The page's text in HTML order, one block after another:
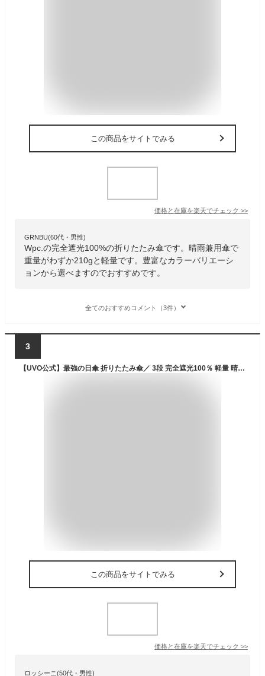
この商品をサイトでみる
価格と在庫を楽天でチェック >>
GRNBU(60代・男性)
Wpc.の完全遮光100%の折りたたみ傘です。晴雨兼用傘で
重量がわずか210gと軽量です。豊富なカラーバリエーシ
ョンから選べますのでおすすめです。
全てのおすすめコメント（3件）
3
【UVO公式】最強の日傘 折りたたみ傘／ 3段 完全遮光100％ 軽量 晴雨兼用 Wpc.【花柄 フリル 完全UVカット100％生地 晴雨兼用 遮熱 レディース ブランド おしゃれ 可愛い かわいい バンブーハンドル プレゼント】 公式限定
この商品をサイトでみる
価格と在庫を楽天でチェック >>
ロッシーニ(50代・男性)